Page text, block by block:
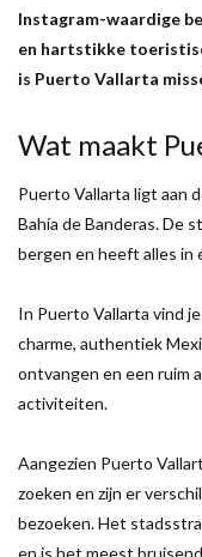
Instagram-waardige
en hartstikke
is Puerto Vallarta
Wat maakt
Puerto Vallarta ligt aan
Bahía de Banderas. De
bergen en heeft alles in
In Puerto Vallarta vind
charme, authentiek
ontvangen en een ruim
activiteiten.
Aangezien Puerto
zoeken en zijn er
bezoeken. Het
en is het meest